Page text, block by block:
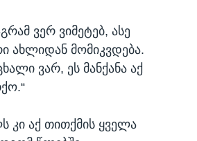
ვერ ვიმეტებ, ასე
ახლიდან მომიკვდება.
ვარ, ეს მანქანა აქ
კი აქ თითქმის ყველა